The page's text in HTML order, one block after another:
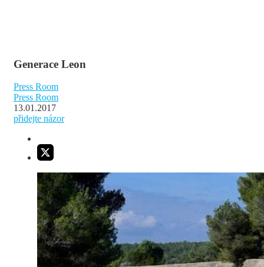
Generace Leon
Press Room
Press Room
13.01.2017
přidejte názor